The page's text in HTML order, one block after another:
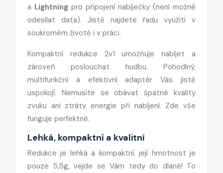
a Lightning pro připojení nabíječky (není možné
odesílat data). Jistě najdete řadu využití v
soukromém životě i v práci.
Kompaktní redukce 2v1 umožňuje nabíjet a
zároveň poslouchat hudbu. Pohodlný,
multifunkční a efektivní adaptér Vás jistě
uspokojí. Nemusíte se obávat špatné kvality
zvuku ani ztráty energie při nabíjení. Zde vše
funguje perfektně.
Lehká, kompaktní a kvalitní
Redukce je lehká a kompaktní, její hmotnost je
pouze 5,5g, vejde se Vám tedy do dlaně! To